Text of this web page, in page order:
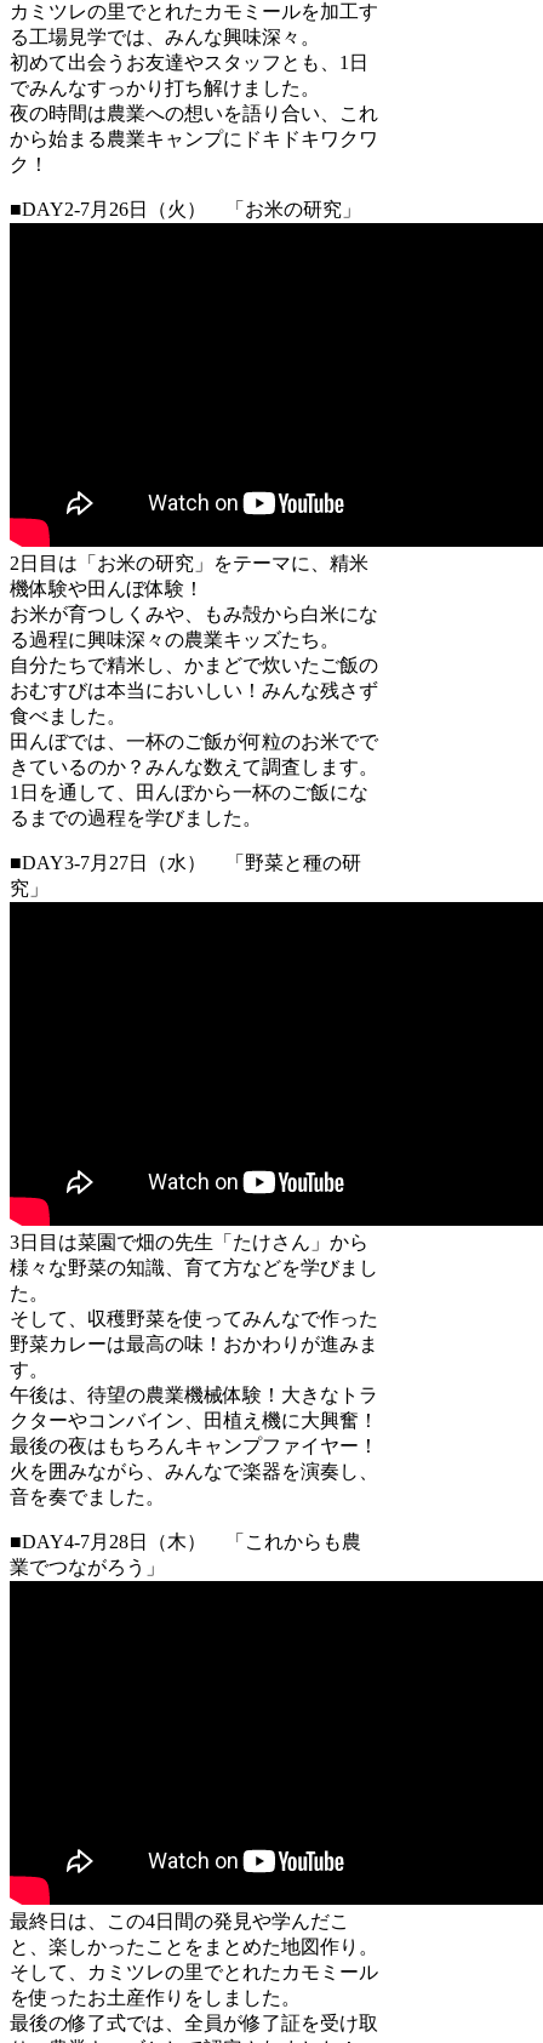
カミツレの里でとれたカモミールを加工す
る工場見学では、みんな興味深々。
初めて出会うお友達やスタッフとも、1日
でみんなすっかり打ち解けました。
夜の時間は農業への想いを語り合い、これ
から始まる農業キャンプにドキドキワクワ
ク！
■DAY2-7月26日（火） 「お米の研究」
2日目は「お米の研究」をテーマに、精米
機体験や田んぼ体験！
お米が育つしくみや、もみ殻から白米にな
る過程に興味深々の農業キッズたち。
自分たちで精米し、かまどで炊いたご飯の
おむすびは本当においしい！みんな残さず
食べました。
田んぼでは、一杯のご飯が何粒のお米でで
きているのか？みんな数えて調査します。
1日を通して、田んぼから一杯のご飯にな
るまでの過程を学びました。
■DAY3-7月27日（水） 「野菜と種の研
究」
3日目は菜園で畑の先生「たけさん」から
様々な野菜の知識、育て方などを学びまし
た。
そして、収穫野菜を使ってみんなで作った
野菜カレーは最高の味！おかわりが進みま
す。
午後は、待望の農業機械体験！大きなトラ
クターやコンバイン、田植え機に大興奮！
最後の夜はもちろんキャンプファイヤー！
火を囲みながら、みんなで楽器を演奏し、
音を奏でました。
■DAY4-7月28日（木） 「これからも農
業でつながろう」
最終日は、この4日間の発見や学んだこ
と、楽しかったことをまとめた地図作り。
そして、カミツレの里でとれたカモミール
を使ったお土産作りをしました。
最後の修了式では、全員が修了証を受け取